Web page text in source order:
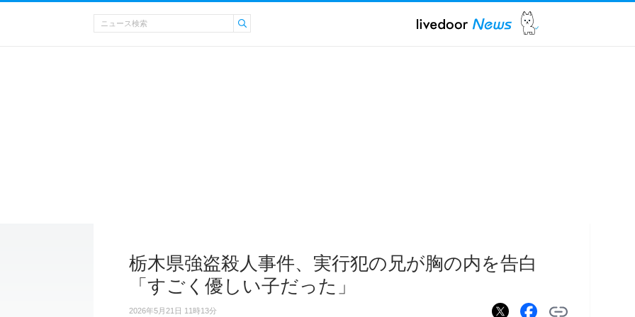
栃木県強盗殺人事件、実行犯の兄が胸の内を告白
「すごく優しい子だった」
2026年5月21日 11時13分